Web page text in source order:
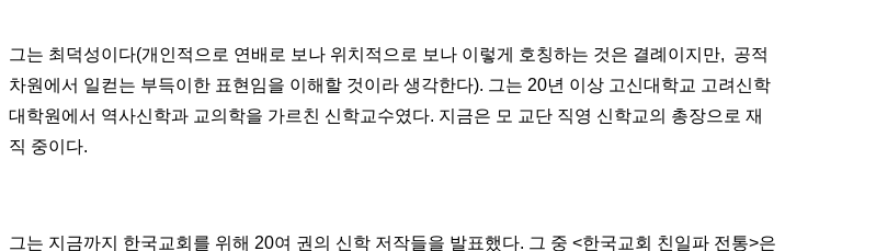
그는 최덕성이다(개인적으로 연배로 보나 위치적으로 보나 이렇게 호칭하는 것은 결례이지만, 공적
차원에서 일컫는 부득이한 표현임을 이해할 것이라 생각한다). 그는 20년 이상 고신대학교 고려신학
대학원에서 역사신학과 교의학을 가르친 신학교수였다. 지금은 모 교단 직영 신학교의 총장으로 재
직 중이다.
그는 지금까지 한국교회를 위해 20여 권의 신학 저작들을 발표했다. 그 중 <한국교회 친일파 전통>은